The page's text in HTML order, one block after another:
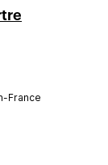
France